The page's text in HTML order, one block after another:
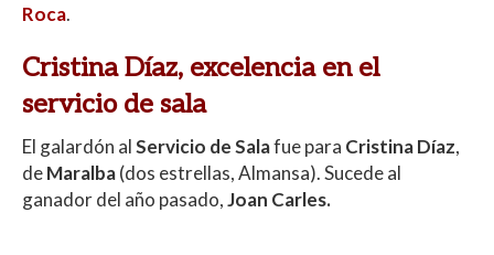
Roca.
Cristina Díaz, excelencia en el
servicio de sala
El galardón alServicio de Salafue para Cristina Díaz,
deMaralba(dos estrellas, Almansa). Sucede al
ganador del año pasado,Joan Carles.